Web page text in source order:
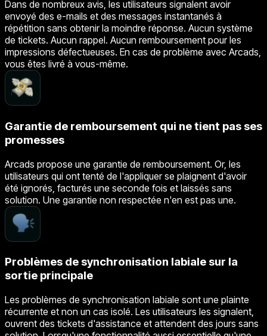
Dans de nombreux avis, les utilisateurs signalent avoir
envoyé des e-mails et des messages instantanés à
répétition sans obtenir la moindre réponse. Aucun système
de tickets. Aucun rappel. Aucun remboursement pour les
impressions défectueuses. En cas de problème avec Arcads,
vous êtes livré à vous-même.
Garantie de remboursement qui ne tient pas ses
promesses
Arcads propose une garantie de remboursement. Or, les
utilisateurs qui ont tenté de l'appliquer se plaignent d'avoir
été ignorés, facturés une seconde fois et laissés sans
solution. Une garantie non respectée n'en est pas une.
Problèmes de synchronisation labiale sur la
sortie principale
Les problèmes de synchronisation labiale sont une plainte
récurrente et non un cas isolé. Les utilisateurs les signalent,
ouvrent des tickets d'assistance et attendent des jours sans